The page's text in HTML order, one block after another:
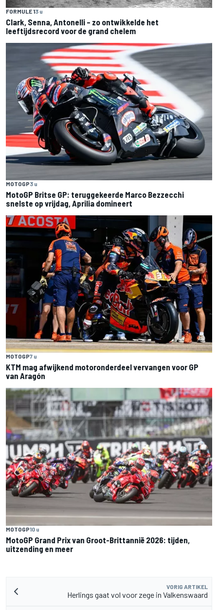
FORMULE 13 u
Clark, Senna, Antonelli – zo ontwikkelde het
leeftijdsrecord voor de grand chelem
MOTOGP3 u
MotoGP Britse GP: teruggekeerde Marco Bezzecchi
snelste op vrijdag, Aprilia domineert
MOTOGP7 u
KTM mag afwijkend motoronderdeel vervangen voor GP
van Aragón
MOTOGP10 u
MotoGP Grand Prix van Groot-Brittannië 2026: tijden,
uitzending en meer
VORIG ARTIKEL
Herlings gaat vol voor zege in Valkenswaard